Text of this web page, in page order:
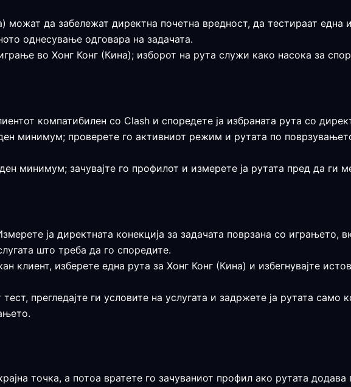
можат да забележат директна почетна вредност, да тестираат една
однесување одговара на задачата.
во Хонг Конг (Кина); изборот на рута служи како насока за
компатибилен со Clash и споредете ја избраната рута со
минимум; проверете го активниот режим и рутата по
минимум; зачувајте го профилот и измерете ја рутата пред да ги
ја директната конекција за задачата поврзана со играњето,
што треба да го споредите.
клиент, изберете една рута за Хонг Конг (Кина) и избегнувајте
прегледајте ги условите на услугата и задржете ја рутата само
точка, а потоа вратете го зачуваниот профил ако рутата